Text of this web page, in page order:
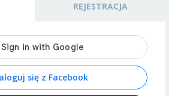
REJESTRACJA
się z Facebook